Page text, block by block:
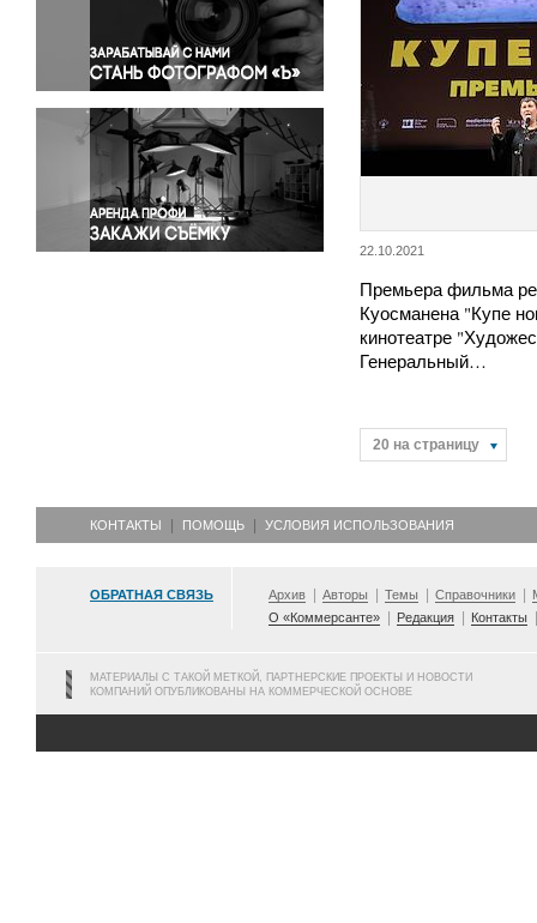
Правосудие
Происшествия и конфликты
Религия
Светская жизнь
Спорт
Экология
Экономика и бизнес
22.10.2021
Премьера фильма
Куосманена "Купе
кинотеатре
Генеральный…
20 на страницу
КОНТАКТЫ ПОМОЩЬ УСЛОВИЯ ИСПОЛЬЗОВАНИЯ
ОБРАТНАЯ СВЯЗЬ Архив Авторы Темы Справочники
О «Коммерсанте»
Редакция Контакты
МАТЕРИАЛЫ С ТАКОЙ МЕТКОЙ, ПАРТНЕРСКИЕ ПРОЕКТЫ И НОВОСТИ
КОМПАНИЙ ОПУБЛИКОВАНЫ НА КОММЕРЧЕСКОЙ ОСНОВЕ